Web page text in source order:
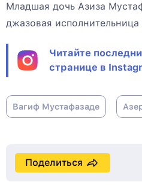
Младшая дочь Азиза
джазовая
Читайте
странице в
Вагиф Мустафазаде
Поделиться